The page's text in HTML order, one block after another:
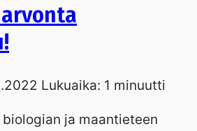
Lukuaika: 1 minuutti
ja maantieteen